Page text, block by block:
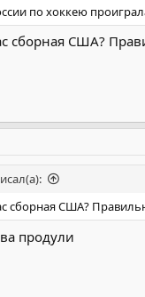
по хоккею
сборная США?
сборная США?
продули